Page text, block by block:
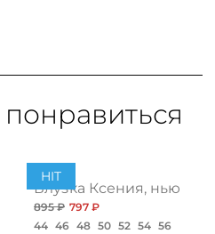
отделкой
HIT
Блузка Ксения, нью
895 ₽ 797 ₽
44 46 48 50 52 54 56